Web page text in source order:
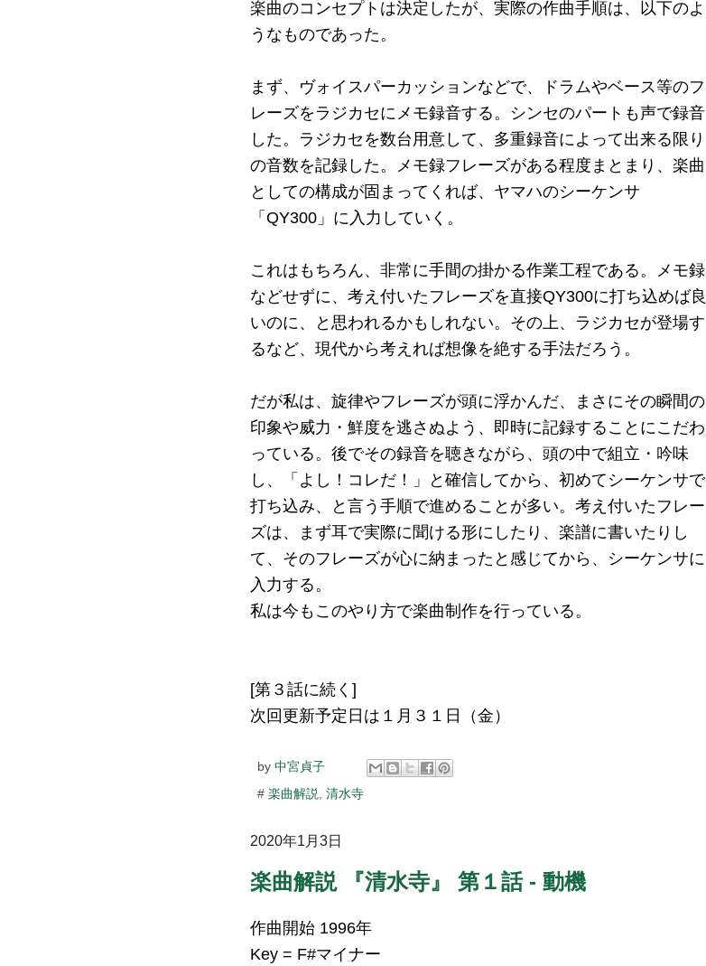
楽曲のコンセプトは決定したが、実際の作曲手順は、以下のよ
うなものであった。
まず、ヴォイスパーカッションなどで、ドラムやベース等のフ
レーズをラジカセにメモ録音する。シンセのパートも声で録音
した。ラジカセを数台用意して、多重録音によって出来る限り
の音数を記録した。メモ録フレーズがある程度まとまり、楽曲
としての構成が固まってくれば、ヤマハのシーケンサ
「QY300」に入力していく。
これはもちろん、非常に手間の掛かる作業工程である。メモ録
などせずに、考え付いたフレーズを直接QY300に打ち込めば良
いのに、と思われるかもしれない。その上、ラジカセが登場す
るなど、現代から考えれば想像を絶する手法だろう。
だが私は、旋律やフレーズが頭に浮かんだ、まさにその瞬間の
印象や威力・鮮度を逃さぬよう、即時に記録することにこだわ
っている。後でその録音を聴きながら、頭の中で組立・吟味
し、「よし！コレだ！」と確信してから、初めてシーケンサで
打ち込み、と言う手順で進めることが多い。考え付いたフレー
ズは、まず耳で実際に聞ける形にしたり、楽譜に書いたりし
て、そのフレーズが心に納まったと感じてから、シーケンサに
入力する。
私は今もこのやり方で楽曲制作を行っている。
[第３話に続く]
次回更新予定日は１月３１日（金）
by 中宮貞子
# 楽曲解説 清水寺
2020年1月3日
楽曲解説 『清水寺』 第１話 - 動機
作曲開始 1996年
Key = F#マイナー